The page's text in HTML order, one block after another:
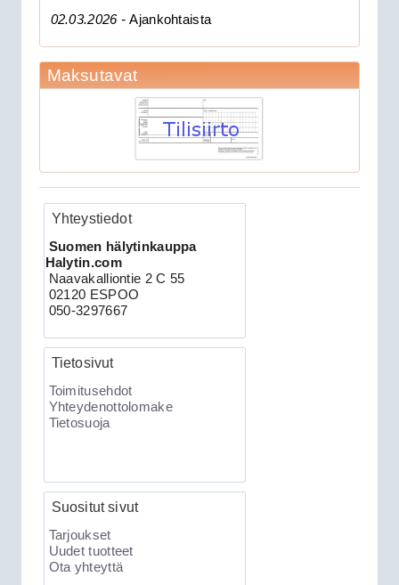
279.00€
Clifford 330X2 autohälytin +
ultraääniliikeilmaisin DEI 509U
XKLoader2 ohjelmointikaapeli CAN
02.03.2026 -Ajankohtaista
Maksutavat
Yhteystiedot
Suomen hälytinkauppa
Halytin.com
Naavakalliontie 2 C 55
02120 ESPOO
050-3297667
Tietosivut
Toimitusehdot
Yhteydenottolomake
Tietosuoja
Suositut sivut
Tarjoukset
Uudet tuotteet
Ota yhteyttä